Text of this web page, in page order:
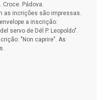
Croce. Pádova.
as incrições são impressas.
a inscrição:
servo de Dél P. Leopoldo".
"Non caprire". As